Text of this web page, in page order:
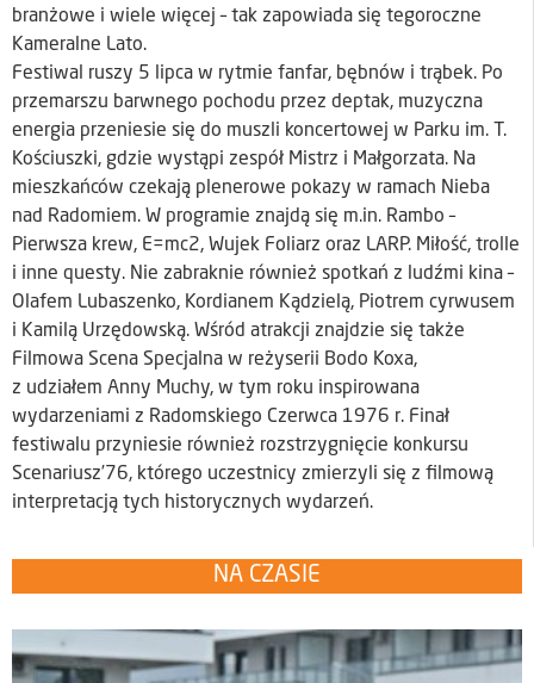
branżowe i wiele więcej – tak zapowiada się tegoroczne
Kameralne Lato.
Festiwal ruszy 5 lipca w rytmie fanfar, bębnów i trąbek. Po
przemarszu barwnego pochodu przez deptak, muzyczna
energia przeniesie się do muszli koncertowej w Parku im. T.
Kościuszki, gdzie wystąpi zespół Mistrz i Małgorzata. Na
mieszkańców czekają plenerowe pokazy w ramach Nieba
nad Radomiem. W programie znajdą się m.in. Rambo –
Pierwsza krew, E=mc2, Wujek Foliarz oraz LARP. Miłość, trolle
i inne questy. Nie zabraknie również spotkań z ludźmi kina –
Olafem Lubaszenko, Kordianem Kądzielą, Piotrem cyrwusem
i Kamilą Urzędowską. Wśród atrakcji znajdzie się także
Filmowa Scena Specjalna w reżyserii Bodo Koxa,
z udziałem Anny Muchy, w tym roku inspirowana
wydarzeniami z Radomskiego Czerwca 1976 r. Finał
festiwalu przyniesie również rozstrzygnięcie konkursu
Scenariusz’76, którego uczestnicy zmierzyli się z filmową
interpretacją tych historycznych wydarzeń.
NA CZASIE